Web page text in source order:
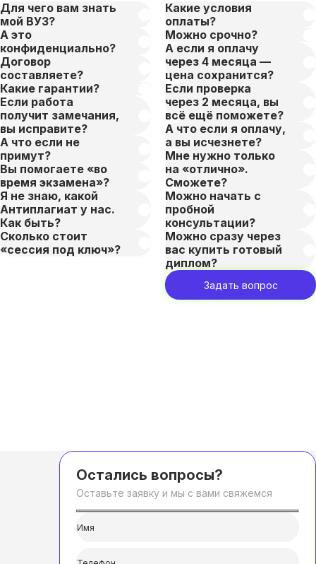
Для чего вам знать
мой ВУЗ?
А это
конфиденциально?
Договор
составляете?
Какие гарантии?
Если работа
получит замечания,
вы исправите?
А что если не
примут?
Вы помогаете «во
время экзамена»?
Я не знаю, какой
Антиплагиат у нас.
Как быть?
Сколько стоит
«сессия под ключ»?
Какие условия
оплаты?
Можно срочно?
А если я оплачу
через 4 месяца —
цена сохранится?
Если проверка
через 2 месяца, вы
всё ещё поможете?
А что если я оплачу,
а вы исчезнете?
Мне нужно только
на «отлично».
Сможете?
Можно начать с
пробной
консультации?
Можно сразу через
вас купить готовый
диплом?
Задать вопрос
Остались вопросы?
Оставьте заявку и мы с вами свяжемся